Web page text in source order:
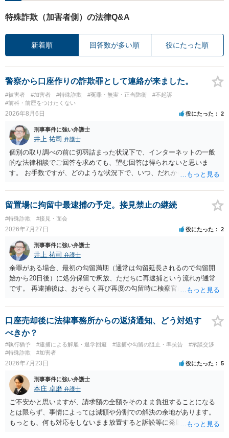
特殊詐欺（加害者側）の法律Q&A
新着順 回答数が多い順 役にたった順
警察から口座作りの詐欺罪として連絡が来ました。
#被害者 #加害者 #特殊詐欺 #冤罪・無実・正当防衛
#不起訴
#前科・前歴をつけたくない
2026年8月6日 役にたった 2
刑事事件に強い弁護士
井上 祐司 弁護士
個別の取り調べの前に切羽詰まった状況下で、インターネットの一般
的な法律相談でご回答を求めても、望む回答は得られないと思いま
す。 お手数ですが、どのような状況下で、いつ、だれからどのような
の程度だと聞いているのかということについて、お近くで詳細な法律
相談を受けられたうえで対処方法を探された方がよいと思われます。
一般論でいえば、任意取り調べの場合、ＩＣレコーダーを持参して取
り調べ内容を録音することは必須だと考えます。
留置場に拘留中最逮捕の予定。接見禁止の継続
#特殊詐欺 #接見・面会
2026年7月27日 役にたった 2
刑事事件に強い弁護士
井上 祐司 弁護士
余罪がある場合、最初の勾留満期（通常は勾留延長されるので勾留開
始から20日後）に処分保留で釈放、ただちに再逮捕という流れが通常
です。 再逮捕後は、おそらく再び再度の勾留時に検察官が接見禁止を
口座売却後に法律事務所からの返済通知、どう対処す
べきか？
#執行猶予 #逮捕による解雇・退学回避 #逮捕や勾留の阻止・準抗告
#示談交渉
#特殊詐欺
#加害者
2026年7月23日 役にたった 5
刑事事件に強い弁護士
本庄 卓磨 弁護士
ご不安かと思いますが、請求額の全額をそのまま負担することになる
とは限らず、事情によっては減額や分割での解決の余地があります。
もっとも、何も対応をしないまま放置すると訴訟等に発展してしまう